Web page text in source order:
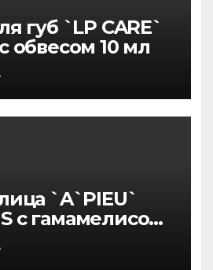
губ `LP CARE`
обвесом 10 мл
`A`PIEU`
с гамамелисом